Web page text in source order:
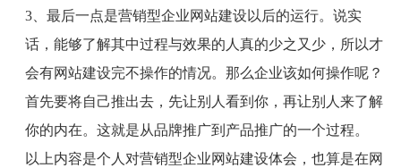
3、最后一点是营销型企业网站建设以后的运行。说实
话，能够了解其中过程与效果的人真的少之又少，所以才
会有网站建设完不操作的情况。那么企业该如何操作呢？
首先要将自己推出去，先让别人看到你，再让别人来了解
你的内在。这就是从品牌推广到产品推广的一个过程。
以上内容是个人对营销型企业网站建设体会，也算是在网